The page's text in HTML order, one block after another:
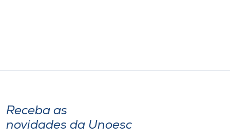
Receba as
novidades da Unoesc